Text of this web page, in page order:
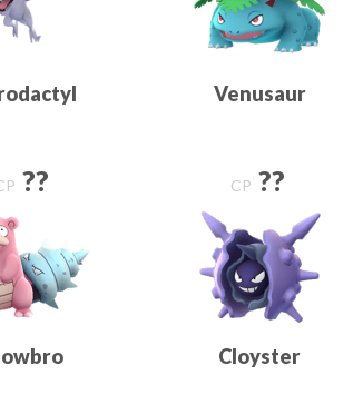
Venusaur
?? CP ??
Cloyster